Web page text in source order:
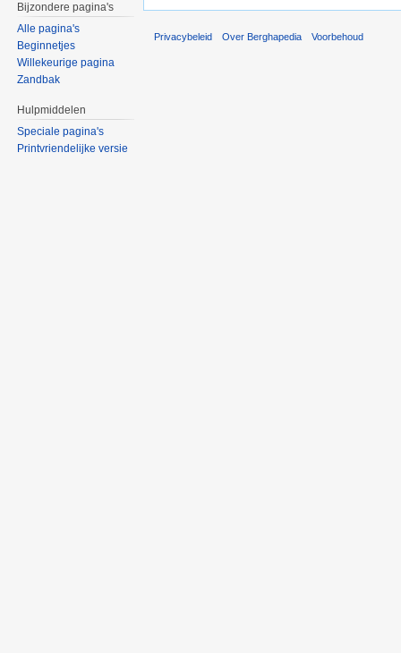
Bijzondere pagina's
Alle pagina's
Beginnetjes
Willekeurige pagina
Zandbak
Hulpmiddelen
Speciale pagina's
Printvriendelijke versie
Privacybeleid Over Berghapedia Voorbehoud